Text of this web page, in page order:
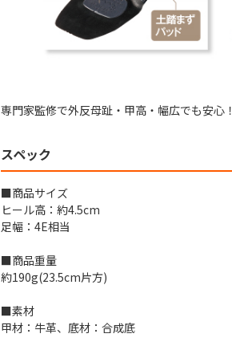
専門家監修で外反母趾・甲高・幅広でも安心！
スペック
■商品サイズ
ヒール高：約4.5cm
足幅：4E相当
■商品重量
約190g(23.5cm片方)
■素材
甲材：牛革、底材：合成底